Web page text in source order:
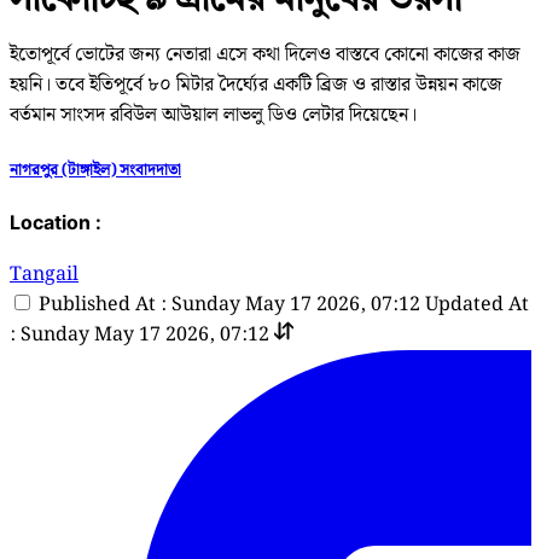
ইতোপূর্বে ভোটের জন্য নেতারা এসে কথা দিলেও বাস্তবে কোনো কাজের কাজ
হয়নি। তবে ইতিপূর্বে ৮০ মিটার দৈর্ঘ্যের একটি ব্রিজ ও রাস্তার উন্নয়ন কাজে
বর্তমান সাংসদ রবিউল আউয়াল লাভলু ডিও লেটার দিয়েছেন।
নাগরপুর (টাঙ্গাইল) সংবাদদাতা
Location :
Tangail
Published At : Sunday May 17 2026, 07:12 Updated At
: Sunday May 17 2026, 07:12